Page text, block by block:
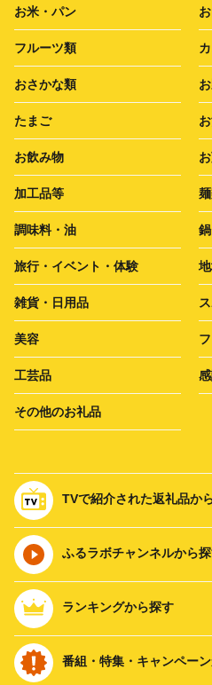
お米・パン
フルーツ類
おさかな類
たまご
お飲み物
加工品等
調味料・油
旅行・イベント・体験
雑貨・日用品
美容
工芸品
その他のお礼品
TVで紹介された返礼品か
ふるラボチャンネルから
ランキングから探す
番組・特集・キャンペー